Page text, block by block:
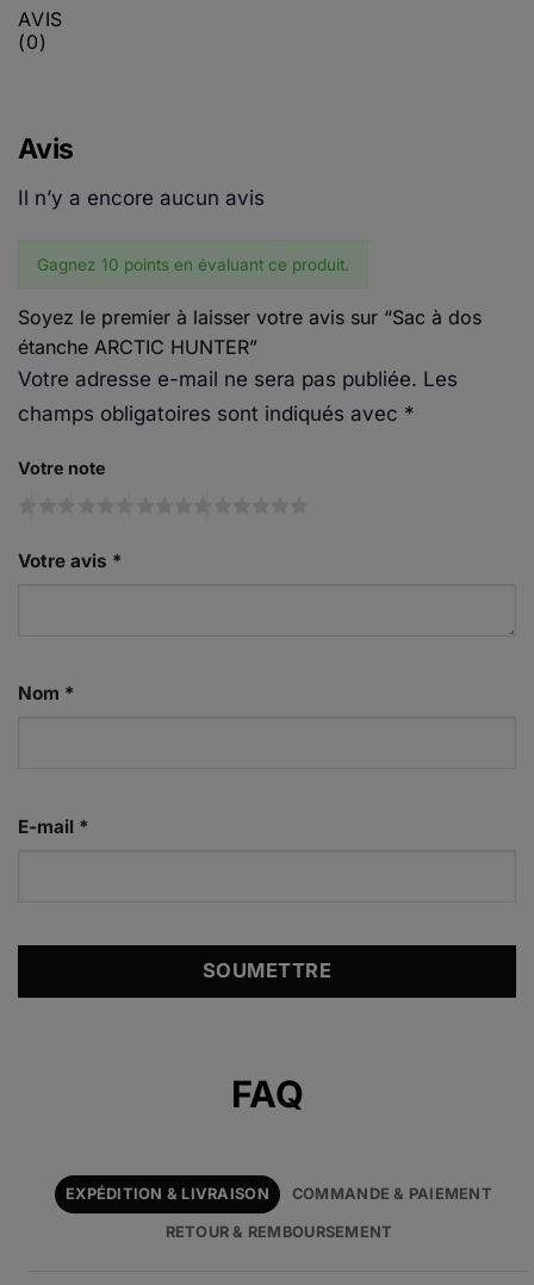
AVIS
(0)
Avis
Il n’y a encore aucun avis
Gagnez 10 points en évaluant ce produit.
Soyez le premier à laisser votre avis sur “Sac à dos
étanche ARCTIC HUNTER”
Votre adresse e-mail ne sera pas publiée. Les
champs obligatoires sont indiqués avec *
Votre note
Votre avis *
Nom *
E-mail *
FAQ
EXPÉDITION & LIVRAISON COMMANDE & PAIEMENT
RETOUR & REMBOURSEMENT